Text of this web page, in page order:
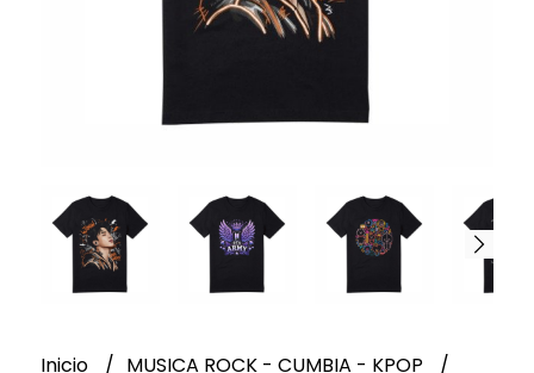
Inicio
MUSICA ROCK - CUMBIA - KPOP